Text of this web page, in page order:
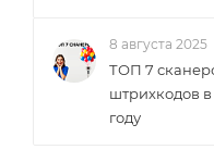
8 августа 2025
ТОП 7
штрихкодов в
году